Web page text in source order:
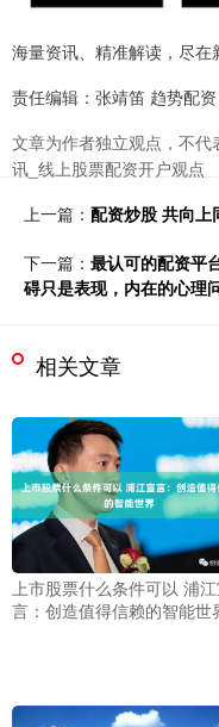
海量资讯、精准解读，尽在
责任编辑：张靖笛 趋势配资
文章为作者独立观点，不
讯_线上股票配资开户观点
上一篇： 配资炒股 共向上
下一篇： 最认可的配资平
碍只是表现，内在的心理
相关文章
上市股票什么条件可以 浦
言：创造值得信赖的智能世